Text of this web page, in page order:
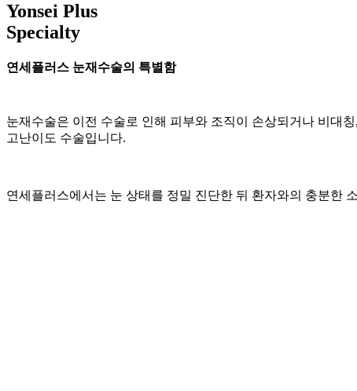
눈재수술은 이전 수술로 인해 피부와 조직이 손상되거나 비대
고난이도 수술입니다.
연세플러스에서는 눈 상태를 정밀 진단한 뒤 환자와의 충분한
Yonsei Plus
Specialty
연세플러스 눈재수술의 특별함